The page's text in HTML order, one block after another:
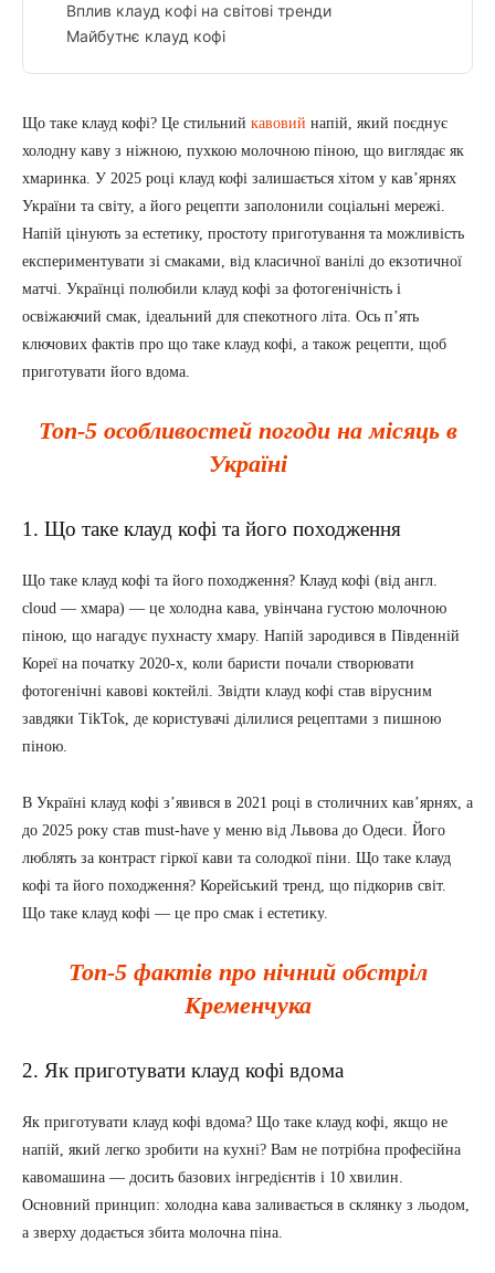
Вплив клауд кофі на світові тренди
Майбутнє клауд кофі
Що таке клауд кофі? Це стильний кавовий напій, який поєднує
холодну каву з ніжною, пухкою молочною піною, що виглядає як
хмаринка. У 2025 році клауд кофі залишається хітом у кав’ярнях
України та світу, а його рецепти заполонили соціальні мережі.
Напій цінують за естетику, простоту приготування та можливість
експериментувати зі смаками, від класичної ванілі до екзотичної
матчі. Українці полюбили клауд кофі за фотогенічність і
освіжаючий смак, ідеальний для спекотного літа. Ось п’ять
ключових фактів про що таке клауд кофі, а також рецепти, щоб
приготувати його вдома.
Топ-5 особливостей погоди на місяць в
Україні
1. Що таке клауд кофі та його походження
Що таке клауд кофі та його походження? Клауд кофі (від англ.
cloud — хмара) — це холодна кава, увінчана густою молочною
піною, що нагадує пухнасту хмару. Напій зародився в Південній
Кореї на початку 2020-х, коли баристи почали створювати
фотогенічні кавові коктейлі. Звідти клауд кофі став вірусним
завдяки TikTok, де користувачі ділилися рецептами з пишною
піною.
В Україні клауд кофі з’явився в 2021 році в столичних кав’ярнях, а
до 2025 року став must-have у меню від Львова до Одеси. Його
люблять за контраст гіркої кави та солодкої піни. Що таке клауд
кофі та його походження? Корейський тренд, що підкорив світ.
Що таке клауд кофі — це про смак і естетику.
Топ-5 фактів про нічний обстріл
Кременчука
2. Як приготувати клауд кофі вдома
Як приготувати клауд кофі вдома? Що таке клауд кофі, якщо не
напій, який легко зробити на кухні? Вам не потрібна професійна
кавомашина — досить базових інгредієнтів і 10 хвилин.
Основний принцип: холодна кава заливається в склянку з льодом,
а зверху додається збита молочна піна.